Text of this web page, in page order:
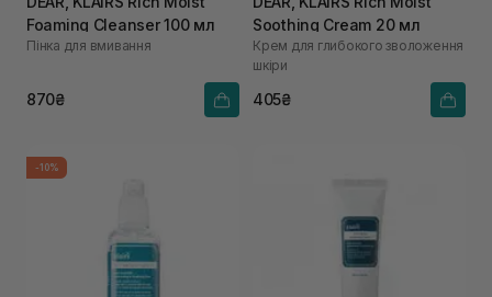
Foaming Cleanser 100 мл
Пінка для вмивання
870₴
Soothing Cream 20 мл
Крем для глибокого зволоження
шкіри
405₴
-10%